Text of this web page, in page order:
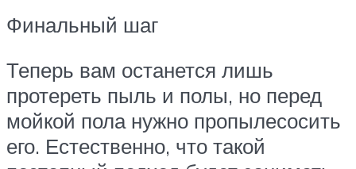
Финальный шаг
Теперь вам останется лишь
протереть пыль и полы, но перед
мойкой пола нужно пропылесосить
его. Естественно, что такой